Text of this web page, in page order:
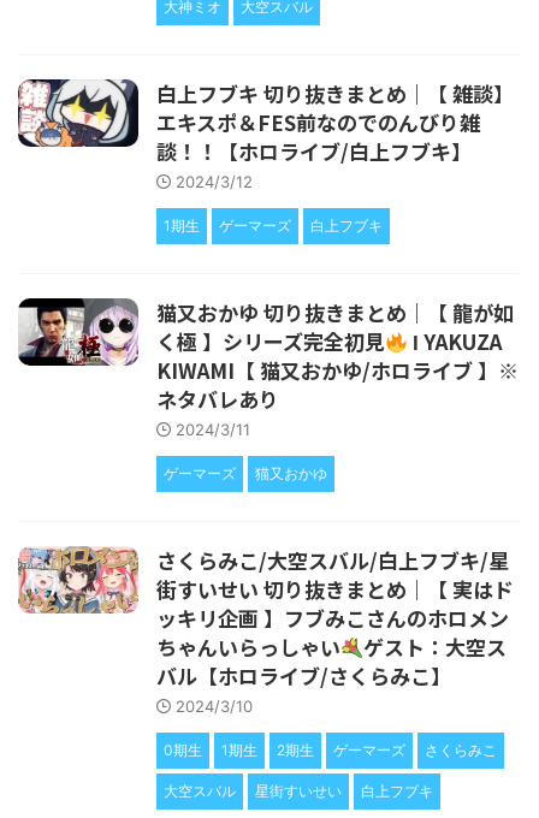
大神ミオ 大空スバル
白上フブキ 切り抜きまとめ｜【 雑談】
エキスポ＆FES前なのでのんびり雑
談！！【ホロライブ/白上フブキ】
2024/3/12
1期生 ゲーマーズ 白上フブキ
猫又おかゆ 切り抜きまとめ｜【 龍が如
く極 】シリーズ完全初見
Ι YAKUZA
KIWAMI【 猫又おかゆ/ホロライブ 】※
ネタバレあり
2024/3/11
ゲーマーズ 猫又おかゆ
さくらみこ/大空スバル/白上フブキ/星
街すいせい 切り抜きまとめ｜【 実はド
ッキリ企画 】フブみこさんのホロメン
ちゃんいらっしゃい
ゲスト：大空ス
バル【ホロライブ/さくらみこ】
2024/3/10
0期生 1期生 2期生 ゲーマーズ さくらみこ
大空スバル 星街すいせい 白上フブキ